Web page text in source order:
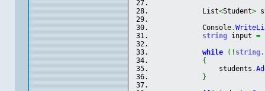
List<Student>
Console.
string input =
while
( ! string.
{
students .
}